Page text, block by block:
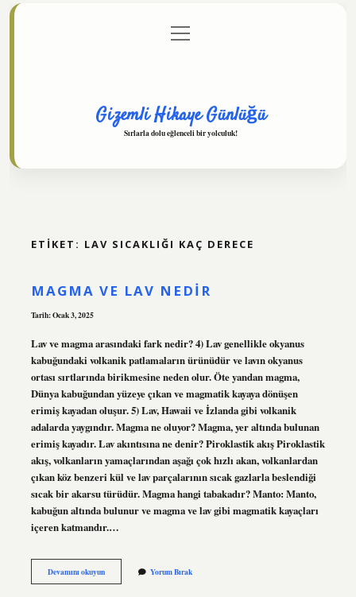
Gizlilik Politikası
menüyü
aç
Gizemli Hikaye Günlüğü
Sırlarla dolu eğlenceli bir yolculuk!
ETIKET: LAV SICAKLIĞI KAÇ DERECE
MAGMA VE LAV NEDIR
Tarih: Ocak 3, 2025
Lav ve magma arasındaki fark nedir? 4) Lav genellikle okyanus
kabuğundaki volkanik patlamaların ürünüdür ve lavın okyanus
ortası sırtlarında birikmesine neden olur. Öte yandan magma,
Dünya kabuğundan yüzeye çıkan ve magmatik kayaya dönüşen
erimiş kayadan oluşur. 5) Lav, Hawaii ve İzlanda gibi volkanik
adalarda yaygındır. Magma ne oluyor? Magma, yer altında bulunan
erimiş kayadır. Lav akıntısına ne denir? Piroklastik akış Piroklastik
akış, volkanların yamaçlarından aşağı çok hızlı akan, volkanlardan
çıkan köz benzeri kül ve lav parçalarının sıcak gazlarla beslendiği
sıcak bir akarsu türüdür. Magma hangi tabakadır? Manto: Manto,
kabuğun altında bulunur ve magma ve lav gibi magmatik kayaçları
içeren katmandır.…
Devamını okuyunMagma
Ve
Yorum Bırak